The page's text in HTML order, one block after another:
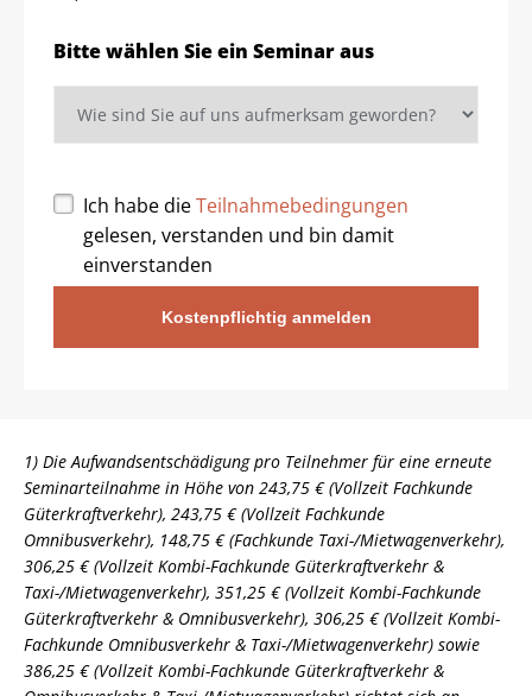
Bitte wählen Sie ein Seminar aus
Ich habe dieTeilnahmebedingungen
gelesen, verstanden und bin damit
einverstanden
Kostenpflichtig anmelden
1) Die Aufwandsentschädigung pro Teilnehmer für eine erneute
Seminarteilnahme in Höhe von 243,75 € (Vollzeit Fachkunde
Güterkraftverkehr), 243,75 € (Vollzeit Fachkunde
Omnibusverkehr), 148,75 € (Fachkunde Taxi-/Mietwagenverkehr),
306,25 € (Vollzeit Kombi-Fachkunde Güterkraftverkehr &
Taxi-/Mietwagenverkehr), 351,25 € (Vollzeit Kombi-Fachkunde
Güterkraftverkehr & Omnibusverkehr), 306,25 € (Vollzeit Kombi-
Fachkunde Omnibusverkehr & Taxi-/Mietwagenverkehr) sowie
386,25 € (Vollzeit Kombi-Fachkunde Güterkraftverkehr &